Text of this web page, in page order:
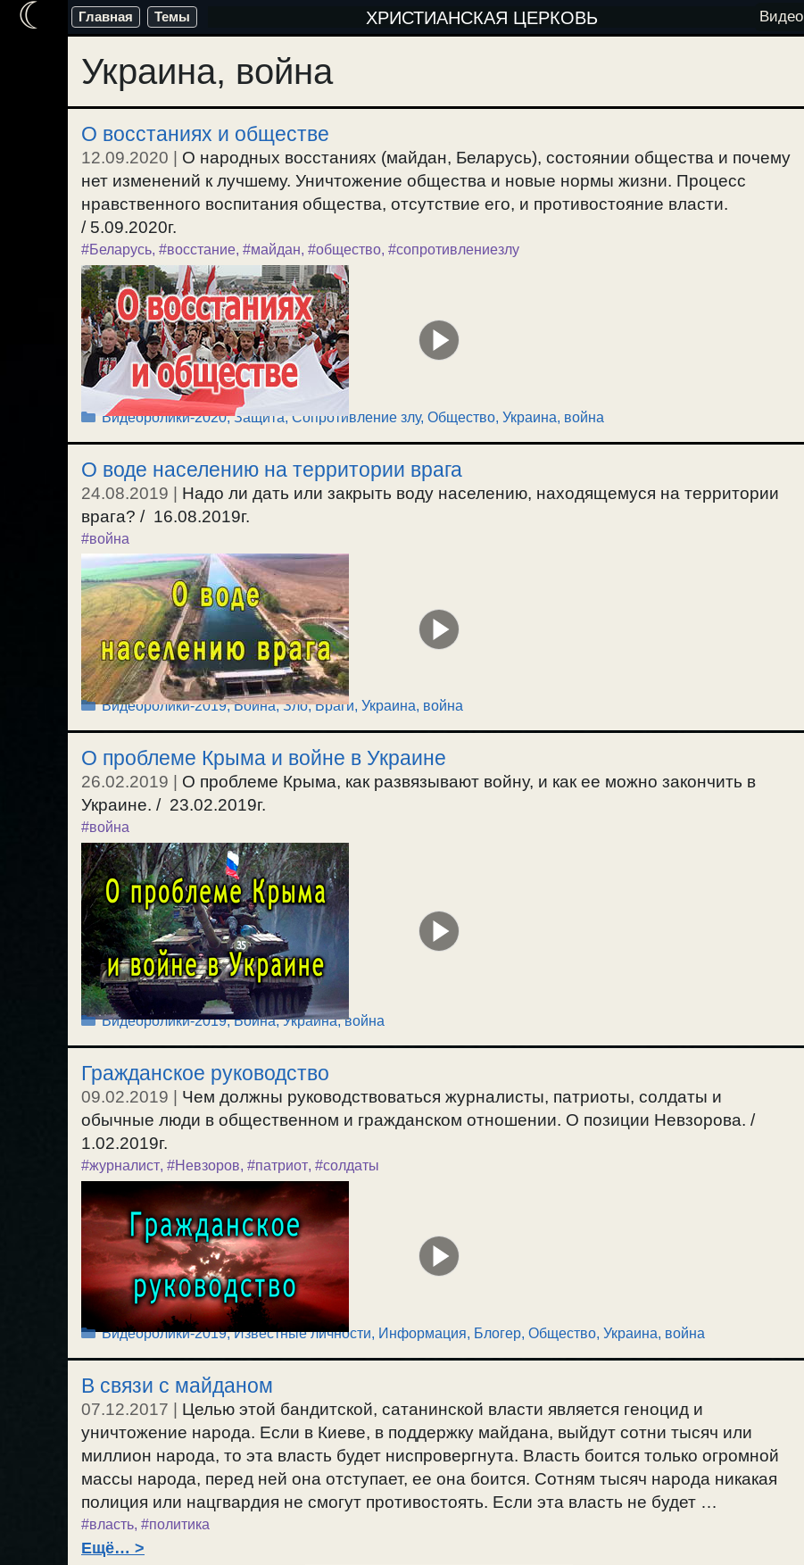
Перейти
содержимому
Главная Темы ХРИСТИАНСКАЯ ЦЕРКОВЬ Видео
Украина, война
О восстаниях и обществе
12.09.2020
О народных восстаниях (майдан, Беларусь), состоянии общества и почему
нет изменений к лучшему. Уничтожение общества и новые нормы жизни. Процесс
нравственного воспитания общества, отсутствие его, и противостояние власти.
/ 5.09.2020г.
#Беларусь, #восстание, #майдан, #общество, #сопротивлениезлу
Рубрики
Видеоролики-2020,Защита, Сопротивление злу, Общество, Украина, война
О воде населению на территории врага
24.08.2019 | Надо ли дать или закрыть воду населению, находящемуся на территории
врага? / 16.08.2019г.
#война
Рубрики
Видеоролики-2019,Война,Зло, Враги, Украина, война
О проблеме Крыма и войне в Украине
26.02.2019
О проблеме Крыма, как развязывают войну, и как ее можно закончить в
Украине. / 23.02.2019г.
#война
Рубрики
Видеоролики-2019,Война,Украина, война
Гражданское руководство
09.02.2019
Чем должны руководствоваться журналисты, патриоты, солдаты и
обычные люди в общественном и гражданском отношении. О позиции Невзорова. /
1.02.2019г.
#журналист, #Невзоров, #патриот, #солдаты
Рубрики
Видеоролики-2019,Известные личности, Информация, Блогер, Общество, Украина, война
В связи с майданом
07.12.2017 | Целью этой бандитской, сатанинской власти является геноцид и
уничтожение народа. Если в Киеве, в поддержку майдана, выйдут сотни тысяч или
миллион народа, то эта власть будет ниспровергнута. Власть боится только огромной
массы народа, перед ней она отступает, ее она боится. Сотням тысяч народа никакая
полиция или нацгвардия не смогут противостоять. Если эта власть не будет …
#власть, #политика
Ещё…
☾